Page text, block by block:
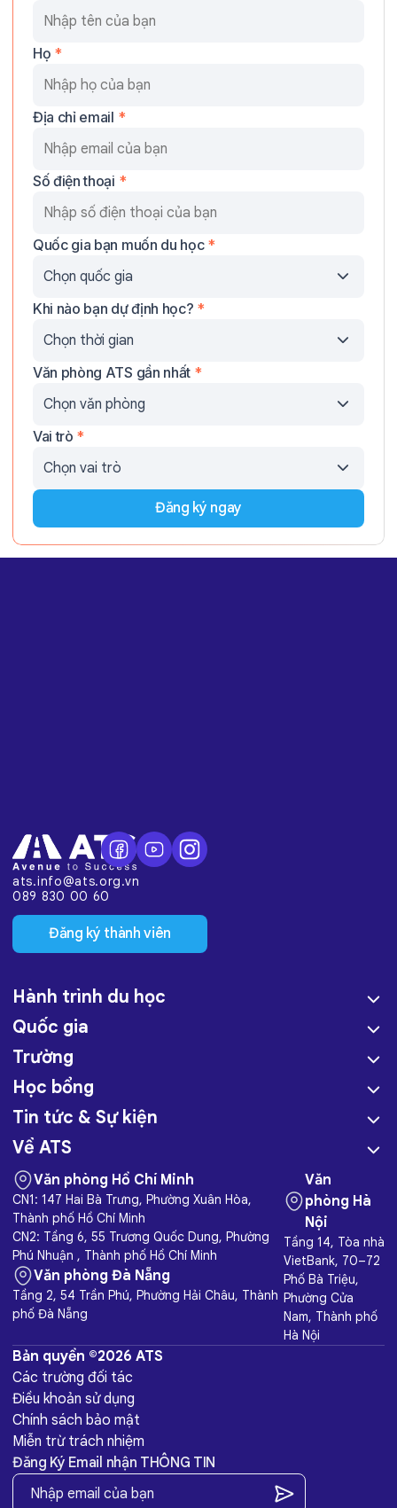
Họ *
Địa chỉ email *
Số điện thoại *
Quốc gia bạn muốn du học *
Khi nào bạn dự định học? *
Văn phòng ATS gần nhất *
Vai trò *
Đăng ký ngay
ats.info@ats.org.vn
089 830 00 60
Đăng ký thành viên
Hành trình du học
Quốc gia
Trường
Học bổng
Tin tức & Sự kiện
Về ATS
Văn phòng Hồ Chí Minh
CN1: 147 Hai Bà Trưng, Phường Xuân Hòa,
Thành phố Hồ Chí Minh
CN2: Tầng 6, 55 Trương Quốc Dung, Phường
Phú Nhuận , Thành phố Hồ Chí Minh
Văn phòng Đà Nẵng
Tầng 2, 54 Trần Phú, Phường Hải Châu, Thành
phố Đà Nẵng
Văn
phòng Hà
Nội
Tầng 14, Tòa nhà
VietBank, 70–72
Phố Bà Triệu,
Phường Cửa
Nam, Thành phố
Hà Nội
Bản quyền ©2026 ATS
Các trường đối tác
Điều khoản sử dụng
Chính sách bảo mật
Miễn trừ trách nhiệm
Đăng Ký Email nhận THÔNG TIN